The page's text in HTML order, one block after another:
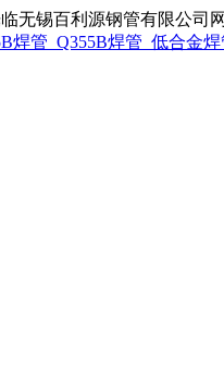
无锡百利源钢管有限公司